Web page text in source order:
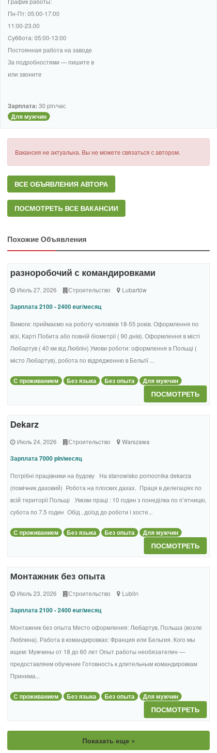
Пн-Пт: 05:00-17:00
11:00-23.00
Cy66отa: 05:00-13:00
Постоянная работа на заводе
За подробностями — пишите в
или звоните
Зарплата: 30 pln/час
Для мужчин
Вакансия не актуальна. Вы не можете связаться с автором.
ВСЕ ОБЪЯВЛЕНИЯ АВТОРА
ПОСМОТРЕТЬ ВСЕ ВАКАНСИИ
Похожие Объявления
разноробочий с командировками
Июль 27, 2026 Строительство Lubartów
Зарплата 2100 - 2400 eur/месяц
Вимоги: приймаємо на роботу чоловіків 18-55 років. Оформлення по
візі, Карті Побита або повній біометрії ( 90 днів). Оформлення в місті
Любартув ( 40 км від Люблін) Умови роботи: оформлення в Польщі (
місто Любартув), робота по відрядженню в Бельгії ...
С проживанием Без языка Без опыта Для мужчин
ПОСМОТРЕТЬ
Dekarz
Июль 24, 2026 Строительство Warszawa
Зарплата 7000 pln/месяц
Потрібні працівники на будову На stanowisko pomocnika dekarza
(помічник даховий) Робота на плоских дахах. Праця в делегаціях по
всій території Польщі Умови праці : 10 годин з понеділка по пʼятницю,
субота по 7.5 годин Обід , доїзд до роботи і хосте...
С проживанием Без языка Без опыта Для мужчин
ПОСМОТРЕТЬ
Монтажник без опыта
Июль 23, 2026 Строительство Lublin
Зарплата 2100 - 2400 eur/месяц
Монтажник без опыта Место оформления: Любартув, Польша (возле
Люблина). Работа в командировках: Франция или Бельгия. Кого мы
ищем: Мужчины от 18 до 60 лет Опыт работы необязателен —
предоставляем обучение Готовность к длительным командировкам
Принима...
С проживанием Без языка Без опыта Для мужчин
ПОСМОТРЕТЬ
Показать еще »